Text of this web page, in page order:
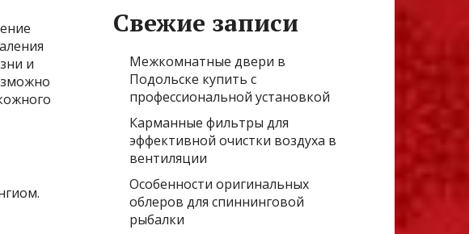
и
Свежие записи
Межкомнатные двери в
Подольске купить с
профессиональной установкой
Карманные фильтры для
эффективной очистки воздуха в
вентиляции
Особенности оригинальных
облеров для спиннинговой
рыбалки